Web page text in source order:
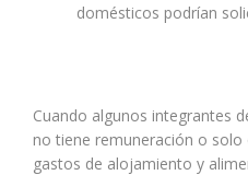
domésticos podrían
Cuando algunos integrantes
no tiene remuneración o
gastos de alojamiento y